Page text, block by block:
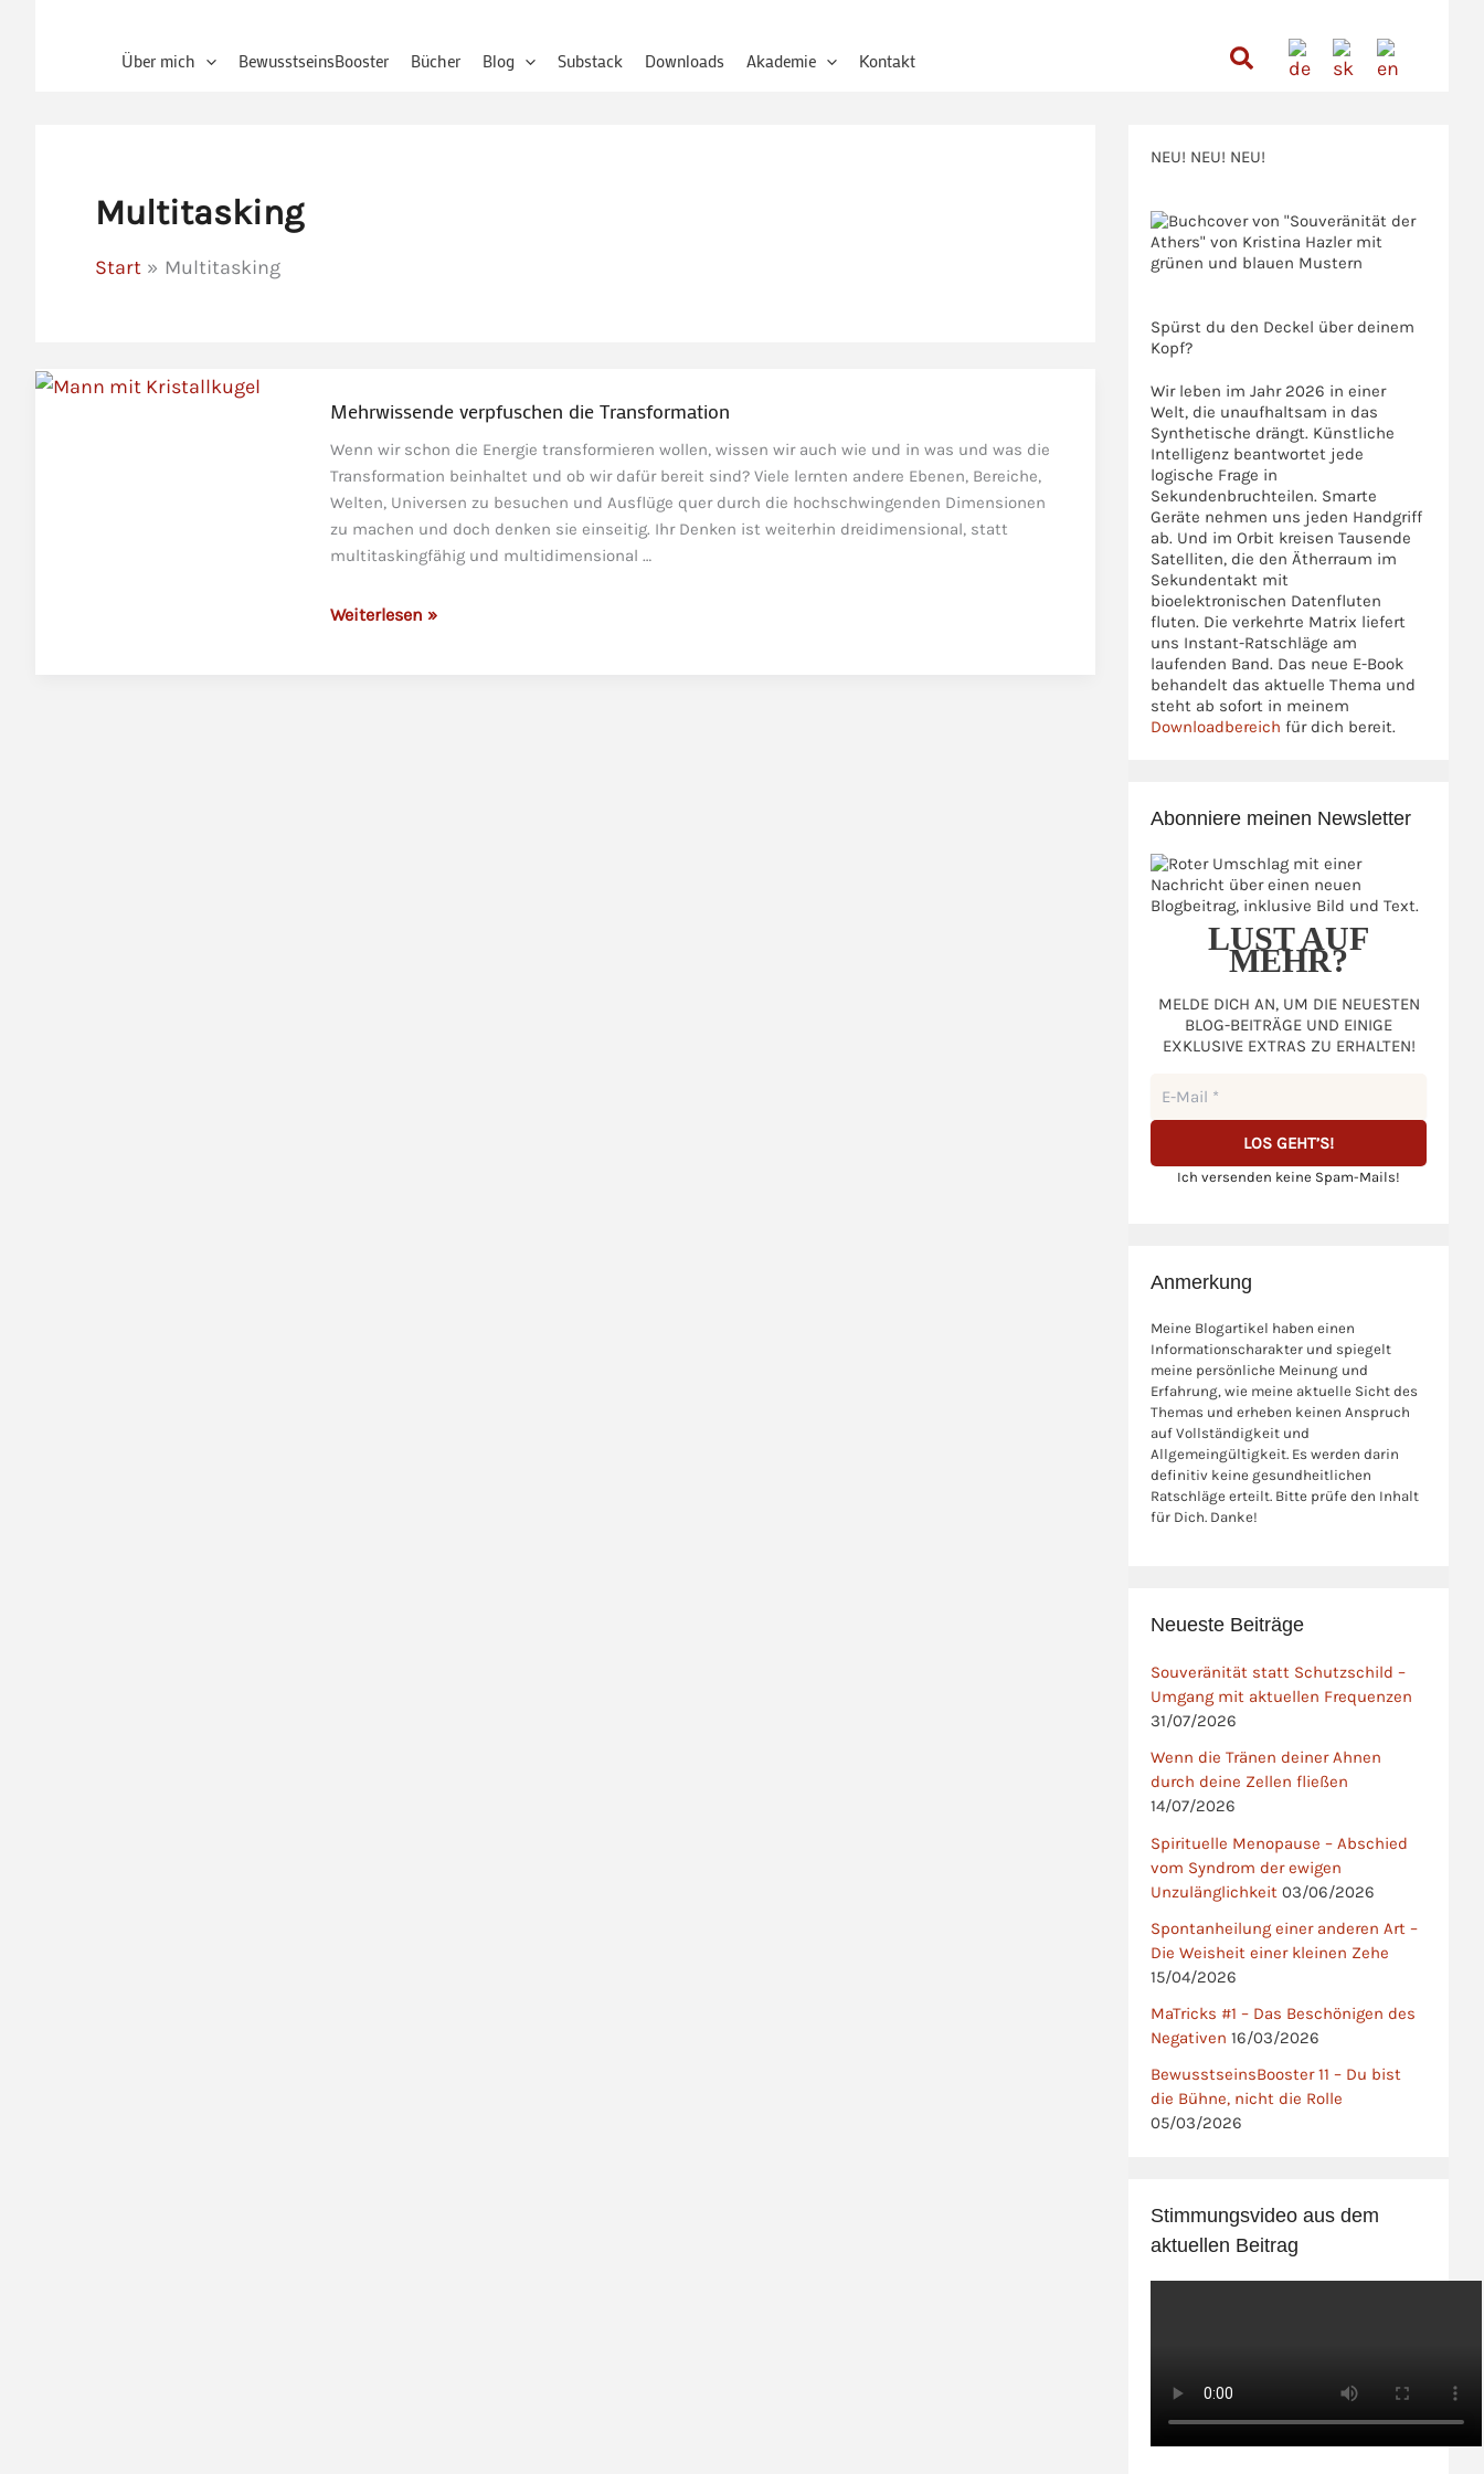
Über mich BewusstseinsBooster Bücher Blog Substack Downloads Akademie Kontakt Suchen
Multitasking
Start Multitasking
Mehrwissende verpfuschen die Transformation
Wenn wir schon die Energie transformieren wollen, wissen wir auch wie und in was und was die
Transformation beinhaltet und ob wir dafür bereit sind? Viele lernten andere Ebenen, Bereiche,
Welten, Universen zu besuchen und Ausflüge quer durch die hochschwingenden Dimensionen
zu machen und doch denken sie einseitig. Ihr Denken ist weiterhin dreidimensional, statt
multitaskingfähig und multidimensional …
Mehrwissende
Weiterlesen »
NEU! NEU! NEU!
Spürst du den Deckel über deinem
Kopf?
Wir leben im Jahr 2026 in einer
Welt, die unaufhaltsam in das
Synthetische drängt. Künstliche
Intelligenz beantwortet jede
logische Frage in
Sekundenbruchteilen. Smarte
Geräte nehmen uns jeden Handgriff
ab. Und im Orbit kreisen Tausende
Satelliten, die den Ätherraum im
Sekundentakt mit
bioelektronischen Datenfluten
fluten. Die verkehrte Matrix liefert
uns Instant-Ratschläge am
laufenden Band. Das neue E-Book
behandelt das aktuelle Thema und
steht ab sofort in meinem
Downloadbereich für dich bereit.
Abonniere meinen Newsletter
LUST AUF
MEHR?
MELDE DICH AN, UM DIE NEUESTEN
BLOG-BEITRÄGE UND EINIGE
EXKLUSIVE EXTRAS ZU ERHALTEN!
Ich versenden keine Spam-Mails!
Anmerkung
Meine Blogartikel haben einen
Informationscharakter und spiegelt
meine persönliche Meinung und
Erfahrung, wie meine aktuelle Sicht des
Themas und erheben keinen Anspruch
auf Vollständigkeit und
Allgemeingültigkeit. Es werden darin
definitiv keine gesundheitlichen
Ratschläge erteilt. Bitte prüfe den Inhalt
für Dich. Danke!
Neueste Beiträge
Souveränität statt Schutzschild –
Umgang mit aktuellen Frequenzen
31/07/2026
Wenn die Tränen deiner Ahnen
durch deine Zellen fließen
14/07/2026
Spirituelle Menopause – Abschied
vom Syndrom der ewigen
Unzulänglichkeit 03/06/2026
Spontanheilung einer anderen Art –
Die Weisheit einer kleinen Zehe
15/04/2026
MaTricks #1 – Das Beschönigen des
Negativen 16/03/2026
BewusstseinsBooster 11 – Du bist
die Bühne, nicht die Rolle
05/03/2026
Stimmungsvideo aus dem
aktuellen Beitrag